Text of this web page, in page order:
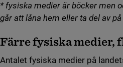
* fysiska medier är böcker men
går att låna hem eller ta del av
Färre fysiska medier,
Antalet fysiska medier på